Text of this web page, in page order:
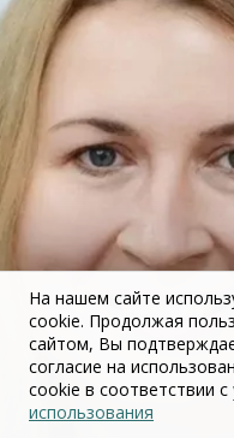
На нашем сайте
cookie. Продолжая
сайтом, Вы
согласие на
cookie в соответствии с
использования